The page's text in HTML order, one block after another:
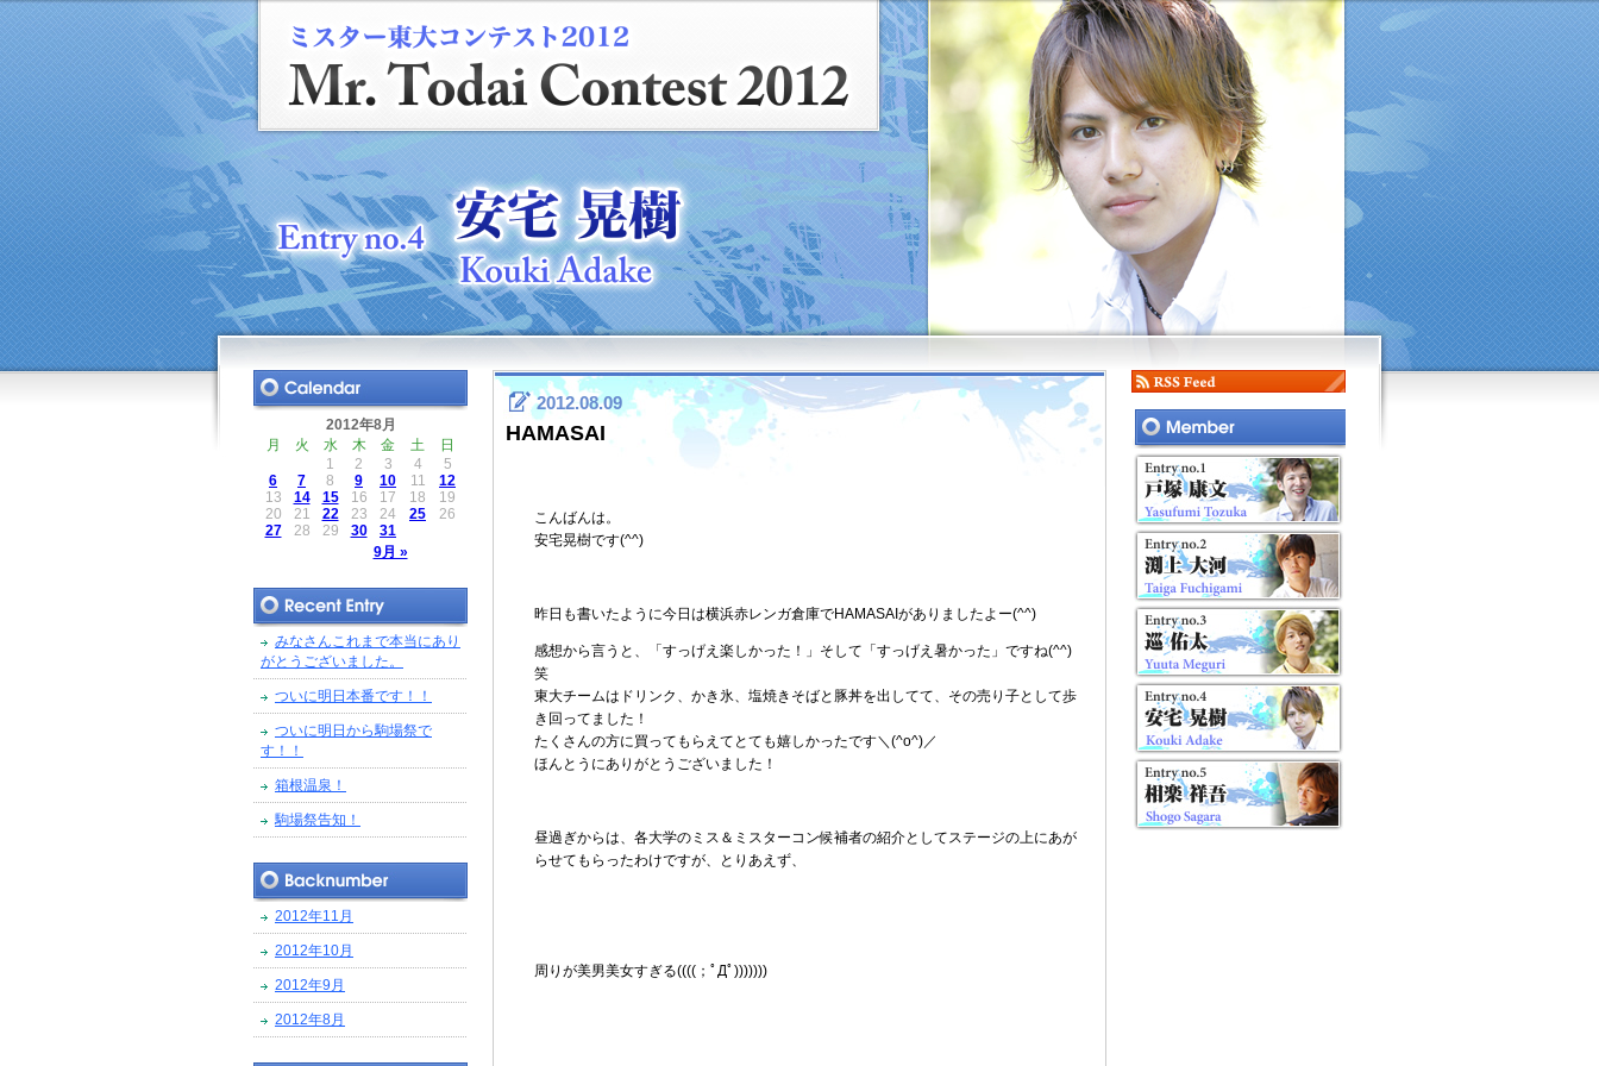
2012.08.09
HAMASAI
こんばんは。
安宅晃樹です(^^)
昨日も書いたように今日は横浜赤レンガ倉庫でHAMASAIがありましたよー(^^)
感想から言うと、「すっげえ楽しかった！」そして「すっげえ暑かった」ですね(^^)
笑
東大チームはドリンク、かき氷、塩焼きそばと豚丼を出してて、その売り子として歩
き回ってました！
たくさんの方に買ってもらえてとても嬉しかったです＼(^o^)／
ほんとうにありがとうございました！
昼過ぎからは、各大学のミス＆ミスターコン候補者の紹介としてステージの上にあが
らせてもらったわけですが、とりあえず、
周りが美男美女すぎる((((；ﾟДﾟ)))))))
2012年8月
月
火 水 木 金 土 日
9月 »
1 2 3 4
5
6
7 8 9 10 11
12
13
14 15 16 17 18
19
20
21 22 23 24 25
26
27
28 29 30 31
みなさんこれまで本当にあり
がとうございました。
ついに明日本番です！！
ついに明日から駒場祭で
す！！
箱根温泉！
駒場祭告知！
2012年11月
2012年10月
2012年9月
2012年8月